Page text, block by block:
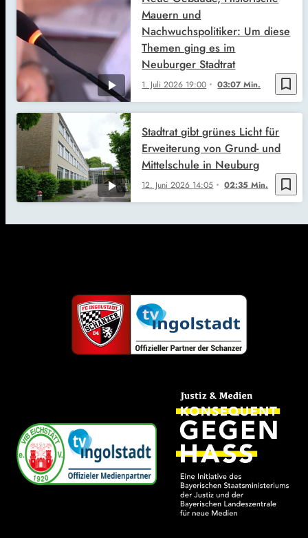
bookmark_border
1. Juli 2026 19:00 03:07 Min.
Mauern und
Nachwuchspolitiker: Um diese
Themen ging es im
Neuburger Stadtrat
bookmark_border
12. Juni 2026 14:05 02:35 Min.
Stadtrat gibt grünes Licht für
Erweiterung von Grund- und
Mittelschule in Neuburg